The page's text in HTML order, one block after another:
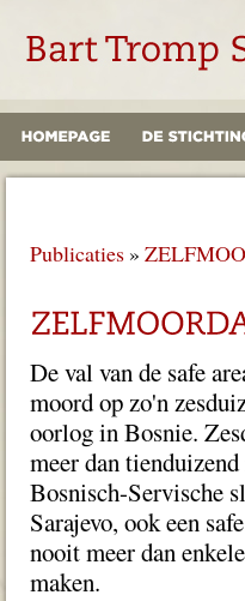
Publicaties »
De val van de safe
moord op zo'n
oorlog in Bosnie.
meer dan
Bosnisch-Servische
Sarajevo, ook een
nooit meer dan
maken.